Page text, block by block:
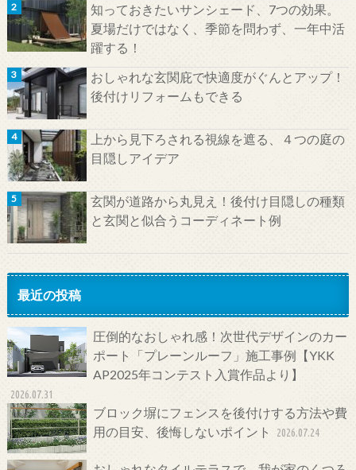
知っておきたいサンシェード、7つの効果。
夏場だけではなく、季節を問わず、一年中活
躍する！
おしゃれな玄関庇で快適度がぐんとアップ！
後付けリフォームもできる
上から見下ろされる視線を遮る、４つの庭の
目隠しアイデア
玄関が道路から丸見え！後付け目隠しの種類
と玄関と似合うコーディネート例
最近の投稿
圧倒的なおしゃれ感！次世代デザインのカー
ポート「プレーンルーフ」施工事例【YKK
AP2025年コンテスト入賞作品より】
2026.07.31
ブロック塀にフェンスを後付けする方法や費
用の目安、後悔しないポイント
2026.07.24